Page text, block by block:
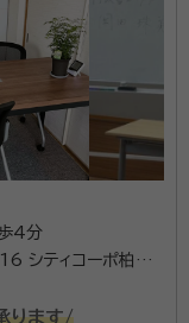
4分
シティコーポ柏里
ります/